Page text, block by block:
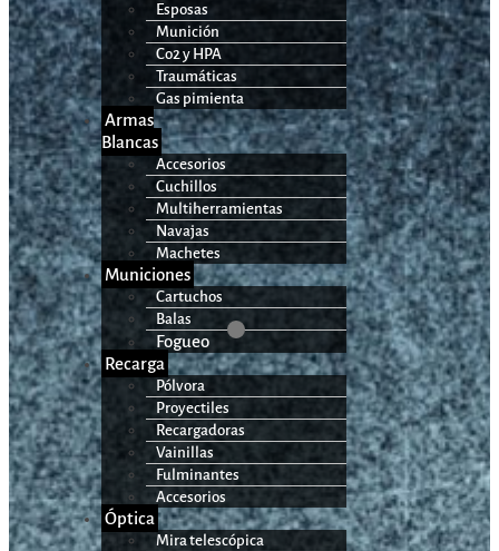
Esposas
Munición
Co2 y HPA
Traumáticas
Gas pimienta
Armas
Blancas
Accesorios
Cuchillos
Multiherramientas
Navajas
Machetes
Municiones
Cartuchos
Balas
Fogueo
Recarga
Pólvora
Proyectiles
Recargadoras
Vainillas
Fulminantes
Accesorios
Óptica
Mira telescópica